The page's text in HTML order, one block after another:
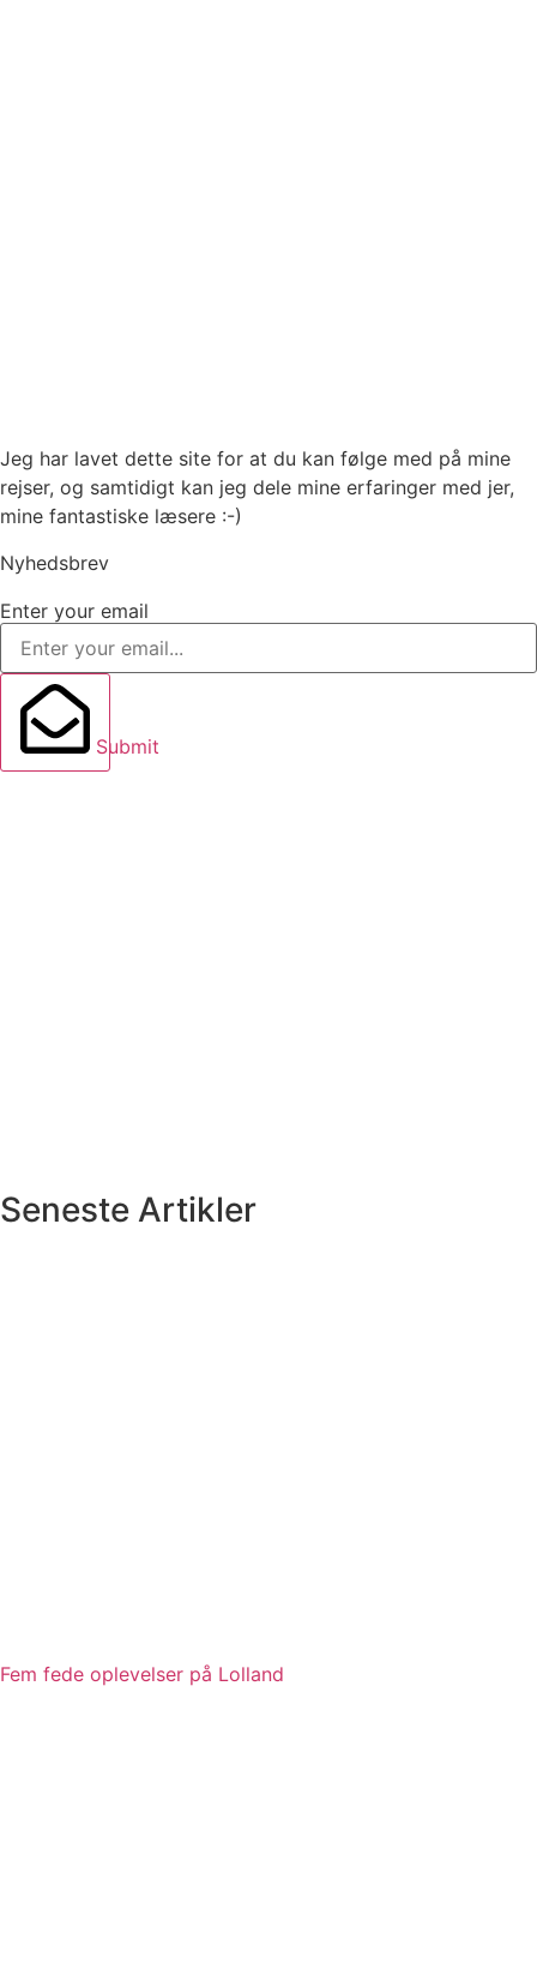
Jeg har lavet dette site for at du kan følge med på mine
rejser, og samtidigt kan jeg dele mine erfaringer med jer,
mine fantastiske læsere :-)
Nyhedsbrev
Enter your email
Submit
Seneste Artikler
Fem fede oplevelser på Lolland